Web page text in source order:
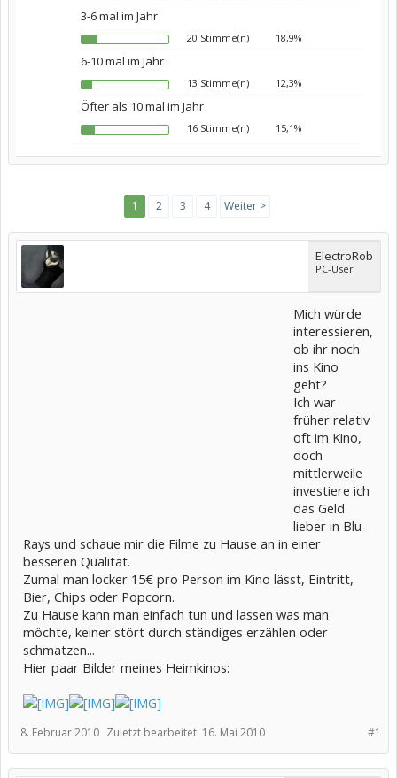
3-6 mal im Jahr
20 Stimme(n) 18,9%
6-10 mal im Jahr
13 Stimme(n) 12,3%
Öfter als 10 mal im Jahr
16 Stimme(n) 15,1%
1 2 3 4 Weiter >
ElectroRob
PC-User
Mich würde
interessieren,
ob ihr noch
ins Kino
geht?
Ich war
früher relativ
oft im Kino,
doch
mittlerweile
investiere ich
das Geld
lieber in Blu-
Rays und schaue mir die Filme zu Hause an in einer
besseren Qualität.
Zumal man locker 15€ pro Person im Kino lässt, Eintritt,
Bier, Chips oder Popcorn.
Zu Hause kann man einfach tun und lassen was man
möchte, keiner stört durch ständiges erzählen oder
schmatzen...
Hier paar Bilder meines Heimkinos:
#1
8. Februar 2010 Zuletzt bearbeitet: 16. Mai 2010